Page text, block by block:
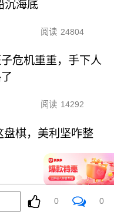
沉海底
阅读 24804
危机重重，手下人
阅读 14292
棋，美利坚咋整
12284
0 0